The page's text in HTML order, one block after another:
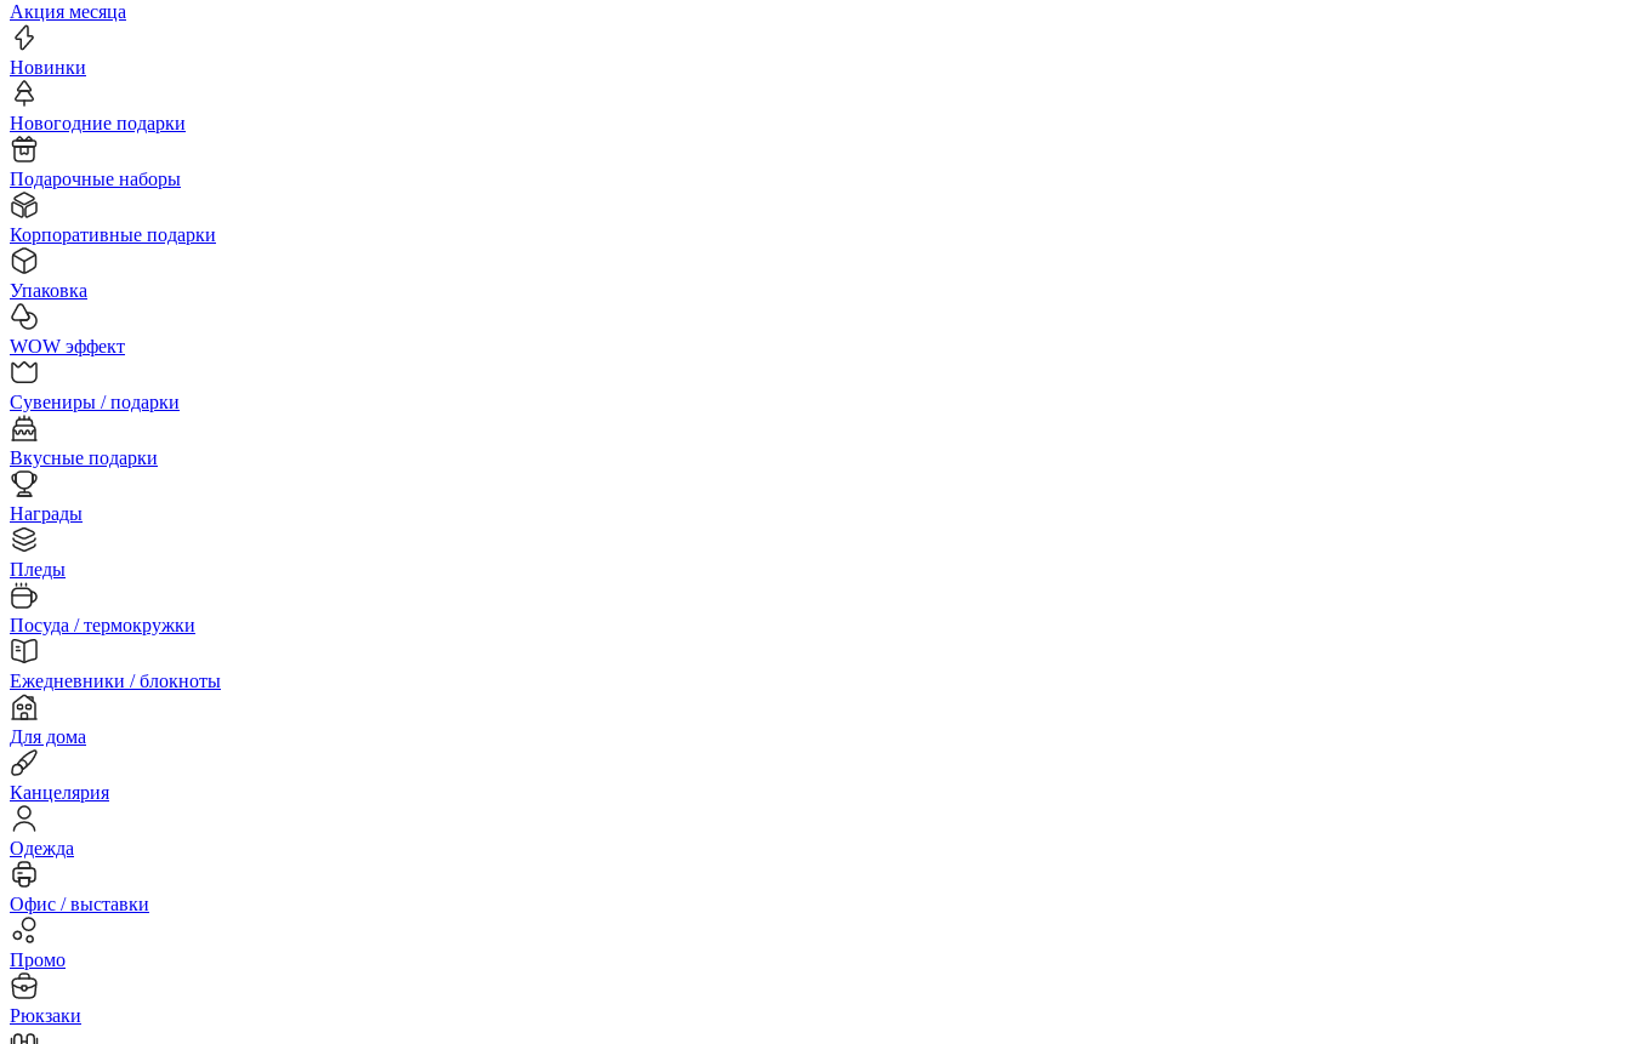
Акция месяца
Новинки
Новогодние подарки
Подарочные наборы
Корпоративные подарки
Упаковка
WOW эффект
Сувениры / подарки
Вкусные подарки
Награды
Пледы
Посуда / термокружки
Ежедневники / блокноты
Для дома
Канцелярия
Одежда
Офис / выставки
Промо
Рюкзаки